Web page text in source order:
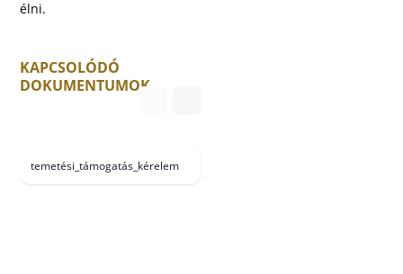
élni.
KAPCSOLÓDÓ
DOKUMENTUMOK
temetési_támogatás_kérelem